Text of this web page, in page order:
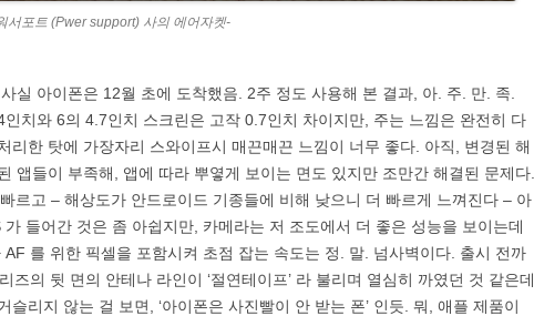
서포트 (Pwer support) 사의 에어자켓-
실 아이폰은 12월 초에 도착했음. 2주 정도 사용해 본 결과, 아. 주. 만. 족.
치와 6의 4.7인치 스크린은 고작 0.7인치 차이지만, 주는 느낌은 완전히 다
리한 탓에 가장자리 스와이프시 매끈매끈 느낌이 너무 좋다. 아직, 변경된 해
앱들이 부족해, 앱에 따라 뿌옇게 보이는 면도 있지만 조만간 해결된 문제다.
르고 – 해상도가 안드로이드 기종들에 비해 낮으니 더 빠르게 느껴진다 – 아
들어간 것은 좀 아쉽지만, 카메라는 저 조도에서 더 좋은 성능을 보이는데
를 위한 픽셀을 포함시켜 초점 잡는 속도는 정. 말. 넘사벽이다. 출시 전까
즈의 뒷 면의 안테나 라인이 ‘절연테이프’ 라 불리며 열심히 까였던 것 같은데
슬리지 않는 걸 보면, ‘아이폰은 사진빨이 안 받는 폰’ 인듯. 뭐, 애플 제품이